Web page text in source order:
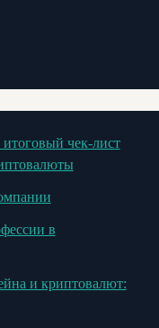
итоговый чек-лист
в
и криптовалют: